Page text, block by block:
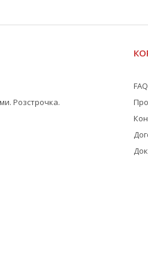
Розстрочка.
FAQ